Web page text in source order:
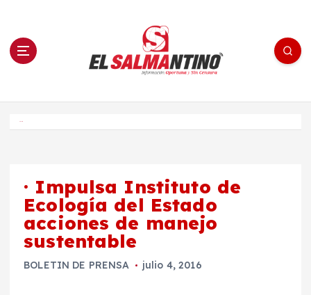
n El Salmantino - medios/noticias/editorial
· Impulsa Instituto de
Ecología del Estado
acciones de manejo
sustentable
BOLETIN DE PRENSA julio 4, 2016